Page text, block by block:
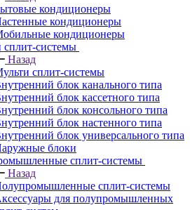
кондиционеры
кондиционеры
кондиционеры
сплит-системы
Назад
сплит-системы
блок канального типа
блок кассетного типа
блок консольного типа
блок настенного типа
блок универсального типа
блоки
сплит-системы
Назад
сплит-системы
для полупромышленных